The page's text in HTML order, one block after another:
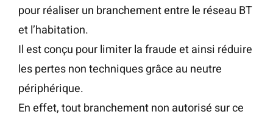
pour réaliser un branchement entre le réseau BT
et l’habitation.
Il est conçu pour limiter la fraude et ainsi réduire
les pertes non techniques grâce au neutre
périphérique.
En effet, tout branchement non autorisé sur ce